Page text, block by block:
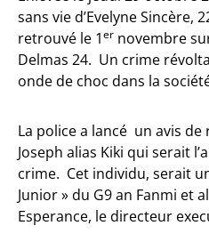
sans vie d’Evelyne Sincère,
retrouvé le 1er novembre
Delmas 24. Un crime
onde de choc dans la
La police a lancé un avis
Joseph alias Kiki qui serait
crime. Cet individu, serait
Junior » du G9 an Fanmi et
Esperance, le directeur